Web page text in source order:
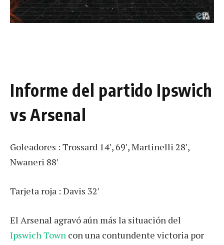
Informe del partido Ipswich
vs Arsenal
Goleadores : Trossard 14′, 69′, Martinelli 28′,
Nwaneri 88′
Tarjeta roja : Davis 32′
El Arsenal agravó aún más la situación del
Ipswich Town con una contundente victoria por